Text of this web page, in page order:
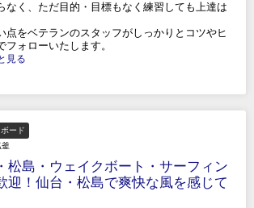
なく、ただ目的・目標もなく練習しても上達は
点をベテランのスタッフがしっかりとコツやヒ
フォローいたします。
見る
ード
松島・ウェイクボート・サーフィン
迎！仙台・松島で爽快な風を感じて